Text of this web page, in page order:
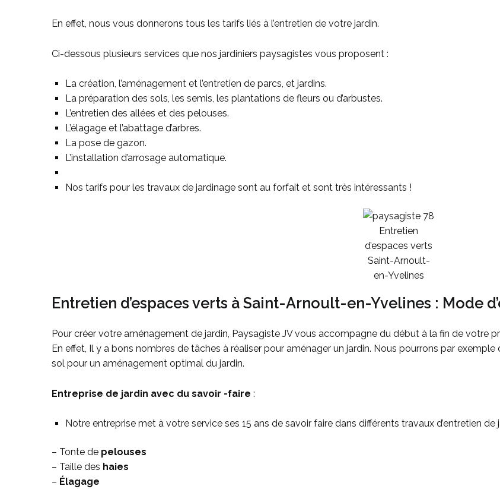
En effet, nous vous donnerons tous les tarifs liés à l’entretien de votre jardin.
Ci-dessous plusieurs services que nos jardiniers paysagistes vous proposent :
La création, l’aménagement et l’entretien de parcs, et jardins.
La préparation des sols, les semis, les plantations de fleurs ou d’arbustes.
L’entretien des allées et des pelouses.
L’élagage et l’abattage d’arbres.
La pose de gazon.
L’installation d’arrosage automatique.
Nos tarifs pour les travaux de jardinage sont au forfait et sont très intéressants !
Entretien
d’espaces verts
Saint-Arnoult-
en-Yvelines
Entretien d’espaces verts à Saint-Arnoult-en-Yvelines : Mode
Pour créer votre aménagement de jardin, Paysagiste JV vous accompagne du début à la fin de votre
En effet, Il y a bons nombres de tâches à réaliser pour aménager un jardin. Nous pourrons par
sol pour un aménagement optimal du jardin.
Entreprise de jardin avec du savoir -faire :
Notre entreprise met à votre service ses 15 ans de savoir faire dans différents travaux d’entretien de
– Tonte de pelouses
– Taille des haies
– Élagage